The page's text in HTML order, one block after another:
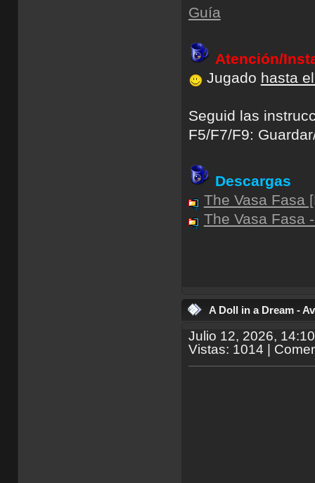
Guía
Atención/
Jugado hasta
Seguid las
F5/F7/F9:
Descargas
The Vasa Fasa
The Vasa Fasa
A Doll in a Dream -
Julio 12, 2026,
Vistas: 1014 |